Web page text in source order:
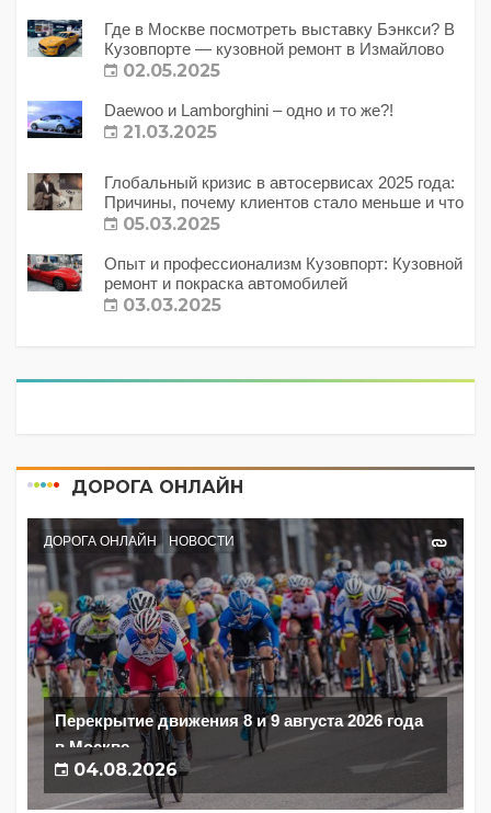
Где в Москве посмотреть выставку Бэнкси? В
Кузовпорте — кузовной ремонт в Измайлово
02.05.2025
Daewoo и Lamborghini – одно и то же?!
21.03.2025
Глобальный кризис в автосервисах 2025 года:
Причины, почему клиентов стало меньше и что
с этим делать?
05.03.2025
Опыт и профессионализм Кузовпорт: Кузовной
ремонт и покраска автомобилей
03.03.2025
ДОРОГА ОНЛАЙН
ДОРОГА ОНЛАЙН НОВОСТИ
Перекрытие движения 8 и 9 августа 2026 года
в Москве
04.08.2026